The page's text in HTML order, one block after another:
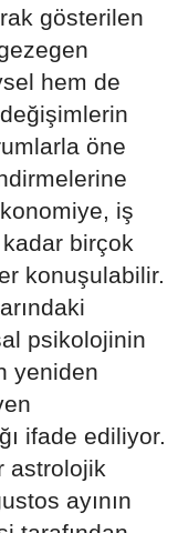
gösterilen
hem de
öne
iş
birçok
konuşulabilir.
psikolojinin
yeniden
ifade ediliyor.
astrolojik
ayının